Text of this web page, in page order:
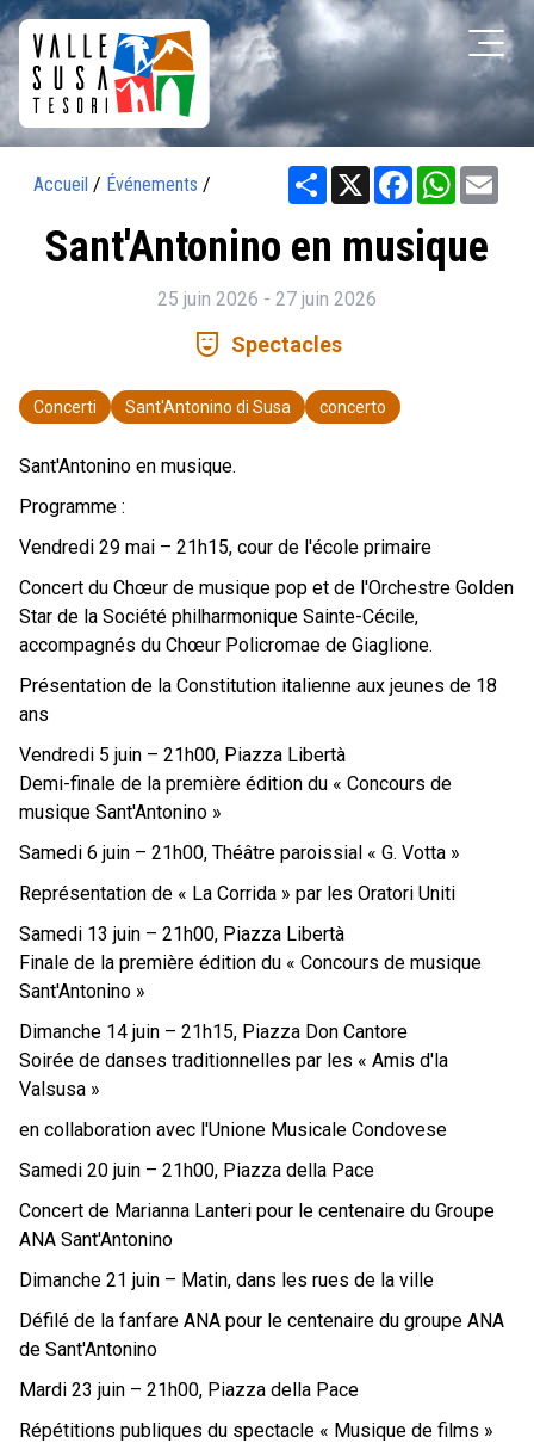
Accueil / Événements / Share X Facebook
Sant'Antonino en musique
25 juin 2026 - 27 juin 2026
comedy_mask Spectacles
Concerti Sant'Antonino di Susa concerto
Sant'Antonino en musique.
Programme :
Vendredi 29 mai – 21h15, cour de l'école primaire
Concert du Chœur de musique pop et de l'Orchestre Golden
Star de la Société philharmonique Sainte-Cécile,
accompagnés du Chœur Policromae de Giaglione.
Présentation de la Constitution italienne aux jeunes de 18
ans
Vendredi 5 juin – 21h00, Piazza Libertà
Demi-finale de la première édition du « Concours de
musique Sant'Antonino »
Samedi 6 juin – 21h00, Théâtre paroissial « G. Votta »
Représentation de « La Corrida » par les Oratori Uniti
Samedi 13 juin – 21h00, Piazza Libertà
Finale de la première édition du « Concours de musique
Sant'Antonino »
Dimanche 14 juin – 21h15, Piazza Don Cantore
Soirée de danses traditionnelles par les « Amis d'la
Valsusa »
en collaboration avec l'Unione Musicale Condovese
Samedi 20 juin – 21h00, Piazza della Pace
Concert de Marianna Lanteri pour le centenaire du Groupe
ANA Sant'Antonino
Dimanche 21 juin – Matin, dans les rues de la ville
Défilé de la fanfare ANA pour le centenaire du groupe ANA
de Sant'Antonino
Mardi 23 juin – 21h00, Piazza della Pace
Répétitions publiques du spectacle « Musique de films »